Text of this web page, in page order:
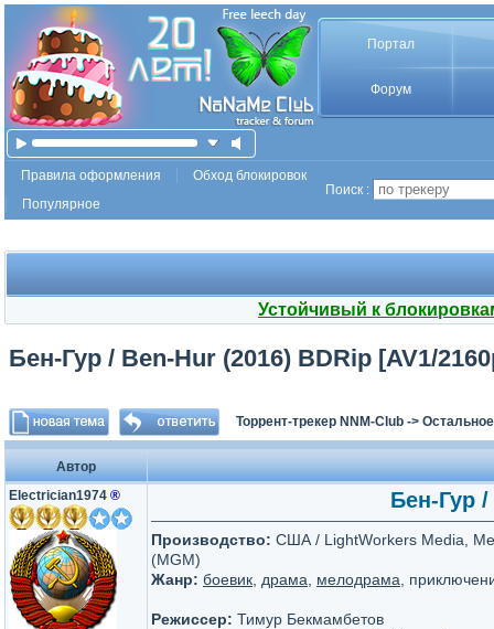
Портал
Форум
Правила оформления
Обход блокировок
Популярное
Поиск :
Устойчивый к
Бен-Гур / Ben-Hur (2016) BDRip [AV1/
Торрент-трекер NNM-Club -> Остальное
Автор
Electrician1974 ® Бен-Гур /
Производство: США / LightWorkers Media,
(MGM)
Жанр: боевик драма мелодрама ,
Режиссер: Тимур Бекмамбетов